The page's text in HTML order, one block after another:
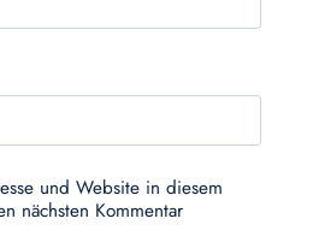
und Website in diesem
nächsten Kommentar